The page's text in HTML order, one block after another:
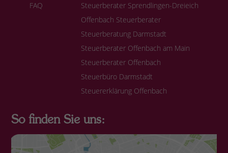
FAQ
Steuerberater Sprendlingen-Dreieich
Offenbach Steuerberater
Steuerberatung Darmstadt
Steuerberater Offenbach am Main
Steuerberater Offenbach
Steuerbüro Darmstadt
Steuererklärung Offenbach
So finden Sie uns: